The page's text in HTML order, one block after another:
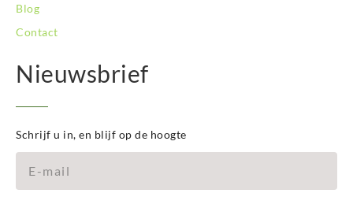
Blog
Contact
Nieuwsbrief
Schrijf u in, en blijf op de hoogte